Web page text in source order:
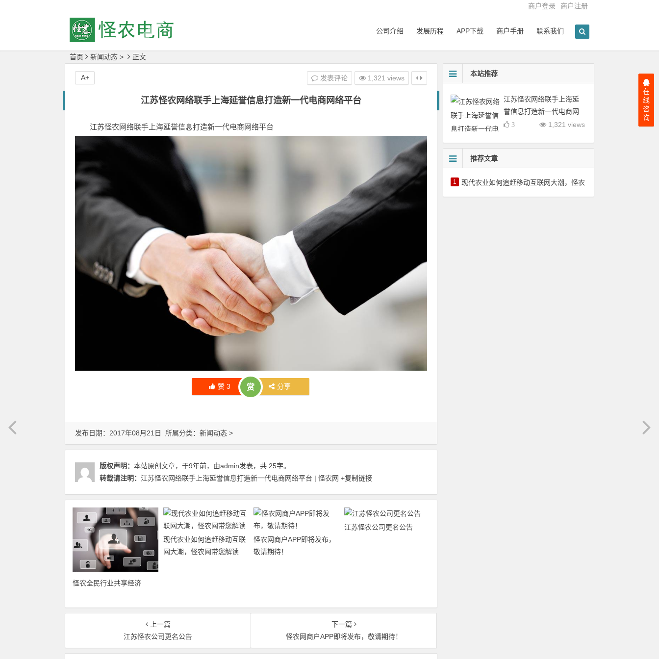
商户登录 商户注册
公司介绍 发展历程 APP下载 商户手册 联系我们
首页 新闻动态 > 正文
江苏怪农网络联手上海延誉信息打造新一代电商网络平台
江苏怪农网络联手上海延誉信息打造新一代电商网络平台
赞3 赏 分享
发表评论 1,321 views
A+
发布日期：2017年08月21日 所属分类： 新闻动态 >
版权声明： 本站原创文章，于9年前，由admin发表，共 25字。
转载请注明： 江苏怪农网络联手上海延誉信息打造新一代电商网络平台 | 怪农网 +复制链接
怪农全民行业共享经济
现代农业如何追赶移动互联
网大潮，怪农网带您解读
怪农网商户APP即将发布，
敬请期待！
江苏怪农公司更名公告
上一篇
江苏怪农公司更名公告
下一篇
怪农网商户APP即将发布，敬请期待！
本站推荐
江苏怪农网络联手上海延
誉信息打造新一代电商网
络平台
1,321 views
3
推荐文章
1 现代农业如何追赶移动互联网大潮，怪农网带您解读
在
线
咨
询